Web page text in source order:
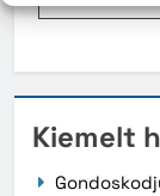
Kiemelt